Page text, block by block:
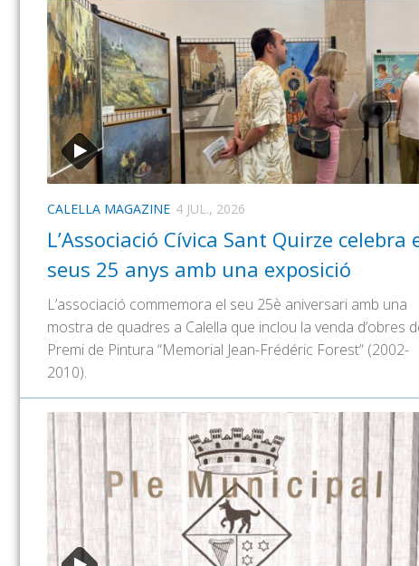
CALELLA MAGAZINE 4 JUL., 2026
L’Associació Cívica Sant Quirze celebra
seus 25 anys amb una exposició
L’associació commemora el seu 25è aniversari amb una
mostra de quadres a Calella que inclou la venda d’obres
Premi de Pintura “Memorial Jean-Frédéric Forest” (2002-
2010).